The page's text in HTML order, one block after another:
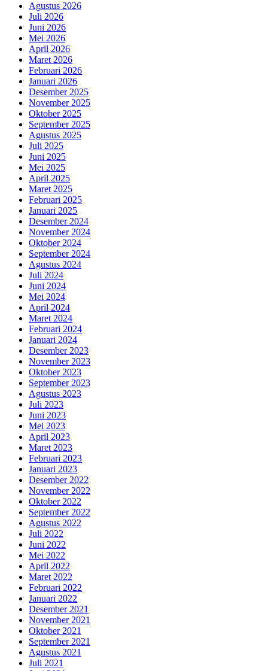
Agustus 2026
Juli 2026
Juni 2026
Mei 2026
April 2026
Maret 2026
Februari 2026
Januari 2026
Desember 2025
November 2025
Oktober 2025
September 2025
Agustus 2025
Juli 2025
Juni 2025
Mei 2025
April 2025
Maret 2025
Februari 2025
Januari 2025
Desember 2024
November 2024
Oktober 2024
September 2024
Agustus 2024
Juli 2024
Juni 2024
Mei 2024
April 2024
Maret 2024
Februari 2024
Januari 2024
Desember 2023
November 2023
Oktober 2023
September 2023
Agustus 2023
Juli 2023
Juni 2023
Mei 2023
April 2023
Maret 2023
Februari 2023
Januari 2023
Desember 2022
November 2022
Oktober 2022
September 2022
Agustus 2022
Juli 2022
Juni 2022
Mei 2022
April 2022
Maret 2022
Februari 2022
Januari 2022
Desember 2021
November 2021
Oktober 2021
September 2021
Agustus 2021
Juli 2021